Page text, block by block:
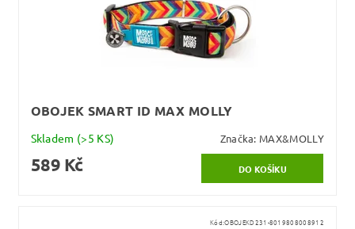
OBOJEK SMART ID MAX MOLLY
Skladem (>5 KS) Značka: MAX&MOLLY
589 Kč
Kód:OBOJEKD231-8019808008912